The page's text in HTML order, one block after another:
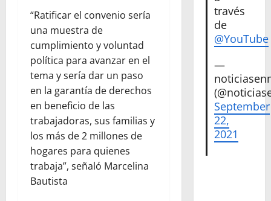
“Ratificar el convenio sería
una muestra de
cumplimiento y voluntad
política para avanzar en el
tema y sería dar un paso
en la garantía de derechos
en beneficio de las
trabajadoras, sus familias y
los más de 2 millones de
hogares para quienes
trabaja”, señaló Marcelina
Bautista
través
de
@YouTube
—
September
22,
2021